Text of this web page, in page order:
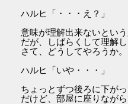
ハルヒ「・・・え？」
意味が理解出来ないとい
だが、しばらくして理解
さて、どうしてやろうか。
ハルヒ「いや・・・」
ちょっとずつ後ろに下がっ
だけど、部屋に座りなが